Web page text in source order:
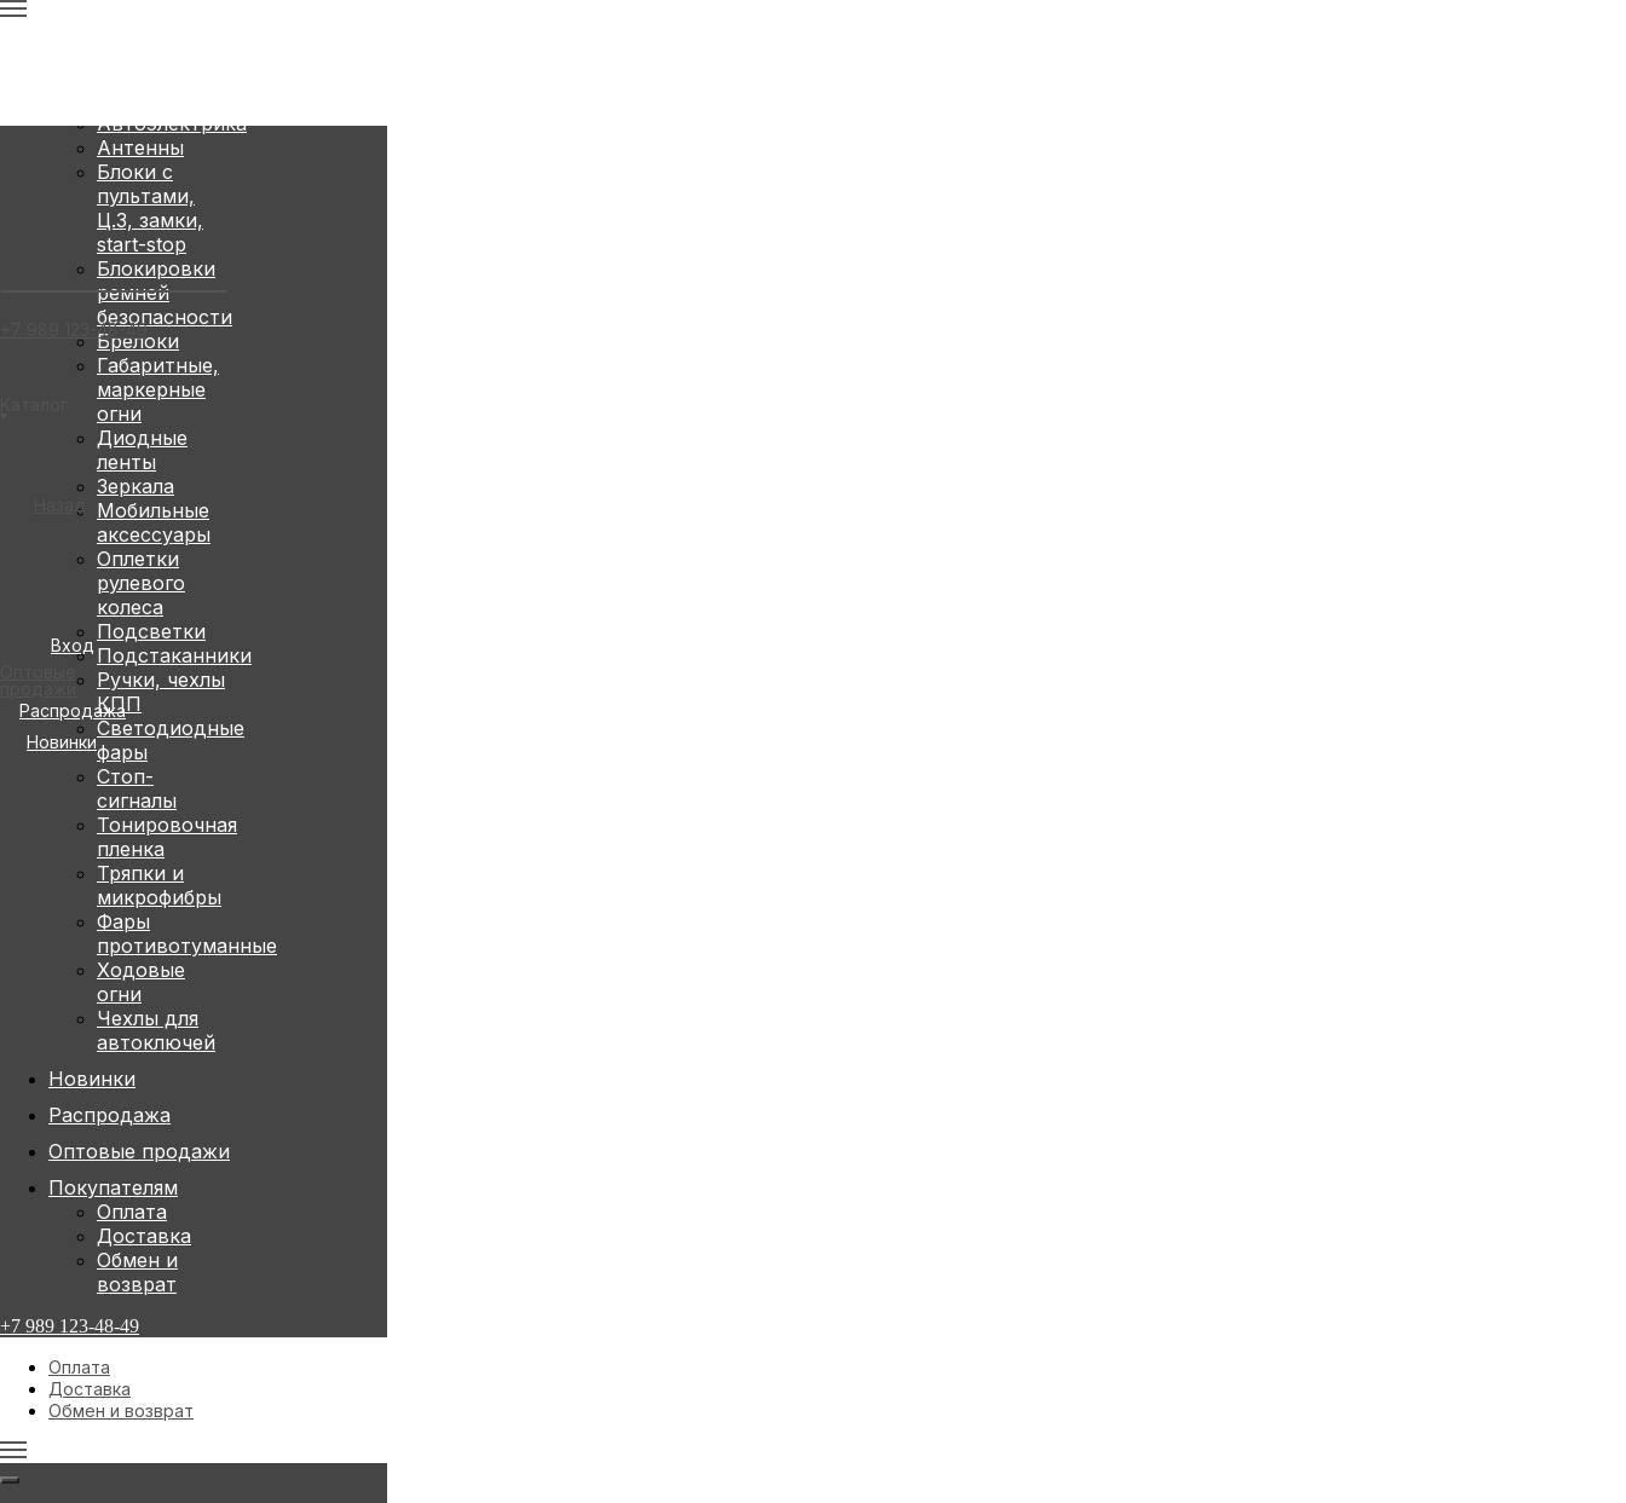
+7 989 123-48-49
Назад
Вход
Распродажа
Новинки
Автоэлектрика
Антенны
Блоки с
пультами,
Ц.З, замки,
start-stop
Блокировки
ремней
безопасности
Брелоки
Габаритные,
маркерные
огни
Диодные
ленты
Зеркала
Мобильные
аксессуары
Оплетки
рулевого
колеса
Подсветки
Подстаканники
Ручки, чехлы
КПП
Светодиодные
фары
Стоп-
сигналы
Тонировочная
пленка
Тряпки и
микрофибры
Фары
противотуманные
Ходовые
огни
Чехлы для
автоключей
Новинки
Распродажа
Оптовые продажи
Покупателям
Оплата
Доставка
Обмен и
возврат
+7 989 123-48-49
Оплата
Доставка
Обмен и возврат